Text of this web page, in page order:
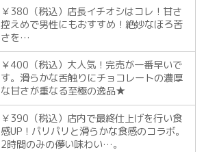
￥380（税込）店長イチオシはコレ！甘さ
控えめで男性にもおすすめ！絶妙なほろ苦
さを…
￥400（税込）大人気！完売が一番早いで
す。滑らかな舌触りにチョコレートの濃厚
な甘さが重なる至極の逸品★
￥390（税込）店内で最終仕上げを行い食
感UP！パリパリと滑らかな食感のコラボ。
2時間のみの儚い味わい…。